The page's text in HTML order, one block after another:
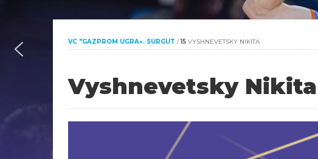
VC "GAZPROM UGRA». SURGUT /15 VYSHNEVETSKY NIKITA
Vyshnevetsky Nikita